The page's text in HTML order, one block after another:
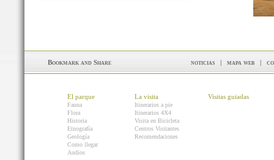
noticias | mapa web |
El parque
Fauna
Flora
Historia
Etnografía
Geología
Como llegar
Audios
La visita
Itinerarios a pie
Itinerarios 4X4
Visita en Bicicleta
Centros Visitantes
Recomendaciones
Visitas guiadas